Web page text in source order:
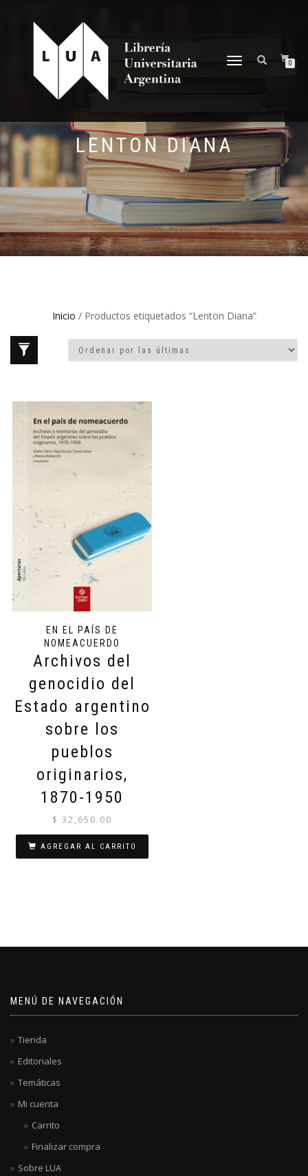
NAVEGACIÓN
0
LENTON DIANA
Inicio / Productos etiquetados “Lenton Diana”
EN EL PAÍS DE
NOMEACUERDO
Archivos del
genocidio del
Estado argentino
sobre los
pueblos
originarios,
1870-1950
$ 32,650.00
AGREGAR AL CARRITO
MENÚ DE NAVEGACIÓN
Tienda
Editoriales
Temáticas
Mi cuenta
Carrito
Finalizar compra
Sobre LUA